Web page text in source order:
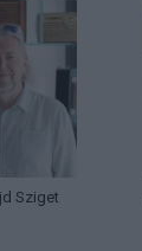
Sziget